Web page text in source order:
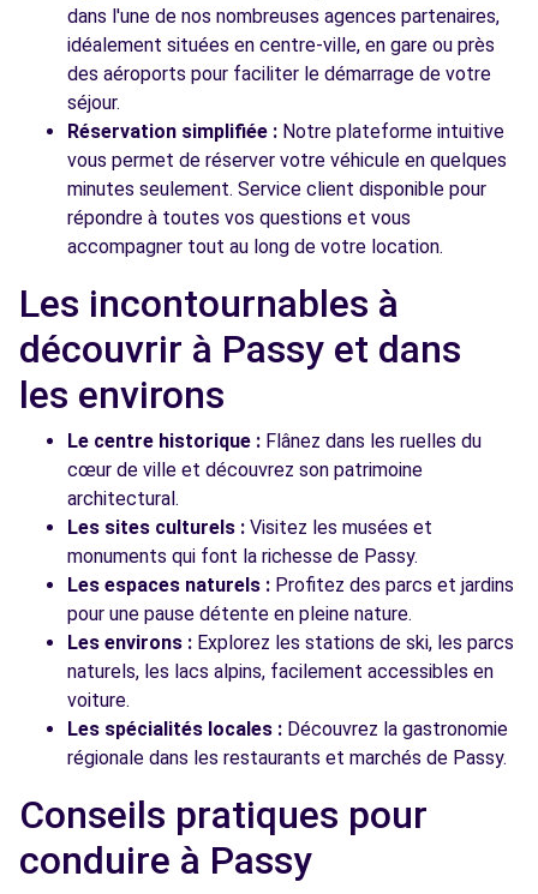
dans l'une de nos nombreuses agences partenaires,
idéalement situées en centre-ville, en gare ou près
des aéroports pour faciliter le démarrage de votre
séjour.
Réservation simplifiée : Notre plateforme intuitive
vous permet de réserver votre véhicule en quelques
minutes seulement. Service client disponible pour
répondre à toutes vos questions et vous
accompagner tout au long de votre location.
Les incontournables à
découvrir à Passy et dans
les environs
Le centre historique : Flânez dans les ruelles du
cœur de ville et découvrez son patrimoine
architectural.
Les sites culturels : Visitez les musées et
monuments qui font la richesse de Passy.
Les espaces naturels : Profitez des parcs et jardins
pour une pause détente en pleine nature.
Les environs : Explorez les stations de ski, les parcs
naturels, les lacs alpins, facilement accessibles en
voiture.
Les spécialités locales : Découvrez la gastronomie
régionale dans les restaurants et marchés de Passy.
Conseils pratiques pour
conduire à Passy